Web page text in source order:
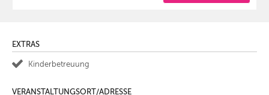
EXTRAS
Kinderbetreuung
VERANSTALTUNGSORT/ADRESSE